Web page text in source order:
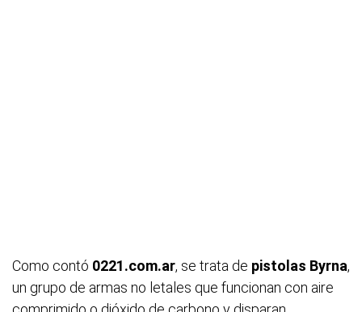
Como contó 0221.com.ar, se trata de pistolas Byrna,
un grupo de armas no letales que funcionan con aire